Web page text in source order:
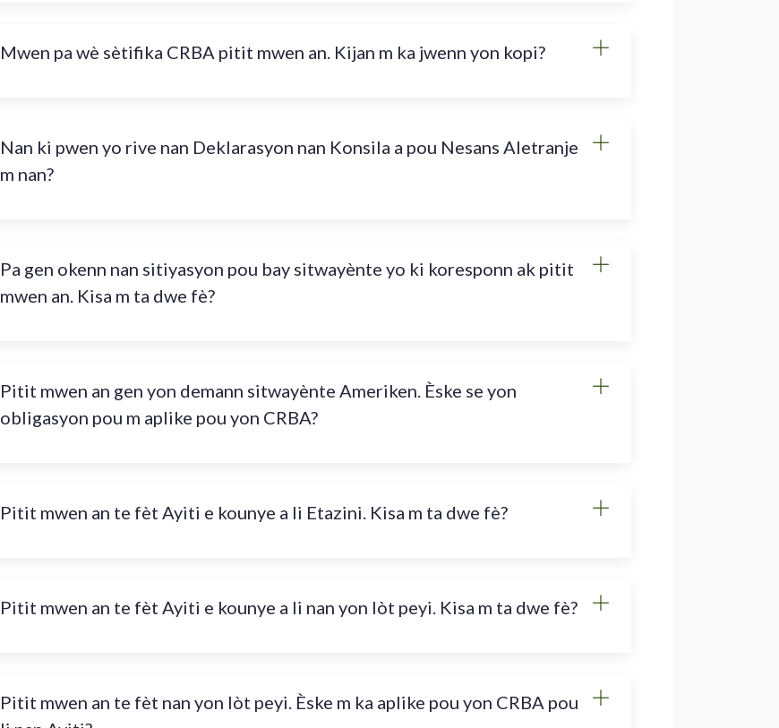
Mwen pa wè sètifika CRBA pitit mwen an. Kijan m ka jwenn yon kopi?
Nan ki pwen yo rive nan Deklarasyon nan Konsila a pou Nesans Aletranje
m nan?
Pa gen okenn nan sitiyasyon pou bay sitwayènte yo ki koresponn ak pitit
mwen an. Kisa m ta dwe fè?
Pitit mwen an gen yon demann sitwayènte Ameriken. Èske se yon
obligasyon pou m aplike pou yon CRBA?
Pitit mwen an te fèt Ayiti e kounye a li Etazini. Kisa m ta dwe fè?
Pitit mwen an te fèt Ayiti e kounye a li nan yon lòt peyi. Kisa m ta dwe fè?
Pitit mwen an te fèt nan yon lòt peyi. Èske m ka aplike pou yon CRBA pou